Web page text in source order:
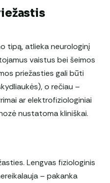
tipą, atlieka neurologinį
vaistus bei šeimos
priežasties gali būti
o rečiau –
ar elektrofiziologiniai
nustatoma kliniškai.
Lengvas fiziologinis
– pakanka